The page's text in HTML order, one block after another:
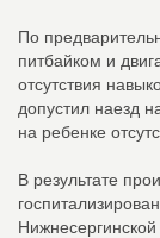
По
питбайком и
отсутствия
допустил наезд
на ребенке
В результате